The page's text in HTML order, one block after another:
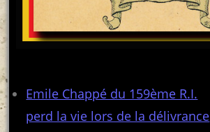
Emile Chappé du 159ème R.I.
perd la vie lors de la délivrance